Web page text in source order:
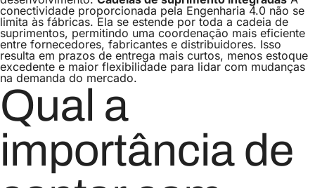
conectividade proporcionada pela Engenharia 4.0 não se
limita às fábricas. Ela se estende por toda a cadeia de
suprimentos, permitindo uma coordenação mais eficiente
entre fornecedores, fabricantes e distribuidores. Isso
resulta em prazos de entrega mais curtos, menos estoque
excedente e maior flexibilidade para lidar com mudanças
na demanda do mercado.
Qual a
importância de